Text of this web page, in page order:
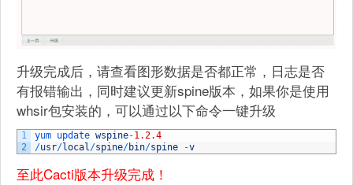
升级完成后，请查看图形数据是否都正常，日志是否
有报错输出，同时建议更新spine版本，如果你是使用
whsir包安装的，可以通过以下命令一键升级
1
2
yum update wspine-1.2.4
/usr/local/spine/bin/spine -v
至此Cacti版本升级完成！